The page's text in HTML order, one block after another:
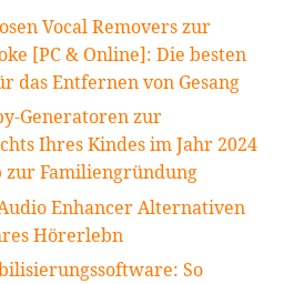
Vocal Removers zur
[PC & Online]: Die besten
das Entfernen von Gesang
Generatoren zur
Ihres Kindes im Jahr 2024
zur Familiengründung
Enhancer Alternativen
Hörerlebn
So